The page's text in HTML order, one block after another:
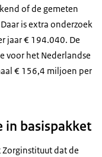
of de gemeten
is extra onderzoek
jaar € 194.040. De
voor het Nederlandse
€ 156,4 miljoen per
in basispakket
dat de